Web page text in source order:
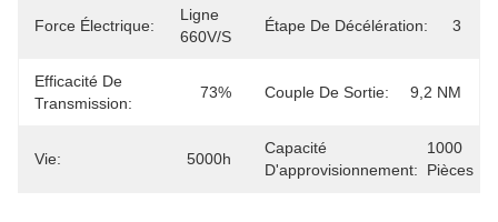
Force Électrique:
Ligne
660V/S
Étape De Décélération: 3
Efficacité De
Transmission:
73% Couple De Sortie: 9,2 NM
Vie: 5000h
Capacité
D'approvisionnement:
1000
Pièces